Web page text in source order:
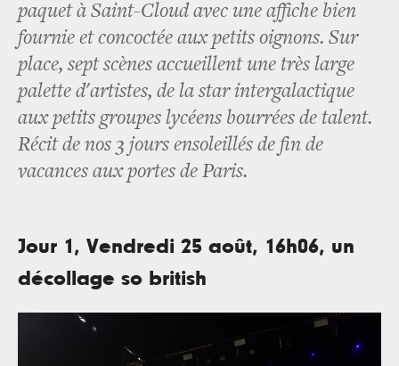
paquet à Saint-Cloud avec une affiche bien
fournie et concoctée aux petits oignons. Sur
place, sept scènes accueillent une très large
palette d'artistes, de la star intergalactique
aux petits groupes lycéens bourrées de talent.
Récit de nos 3 jours ensoleillés de fin de
vacances aux portes de Paris.
Jour 1, Vendredi 25 août, 16h06, un
décollage so british